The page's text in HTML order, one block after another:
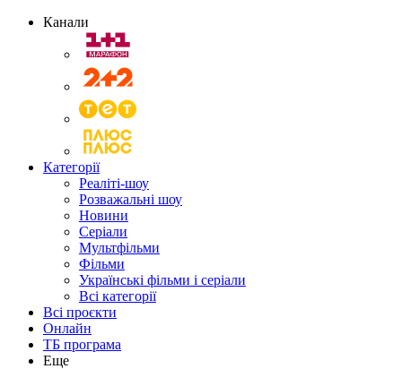
Канали
Категорії
Реаліті-шоу
Розважальні шоу
Новини
Серіали
Мультфільми
Фільми
Українські фільми і серіали
Всі категорії
Всі проєкти
Онлайн
ТБ програма
Еще